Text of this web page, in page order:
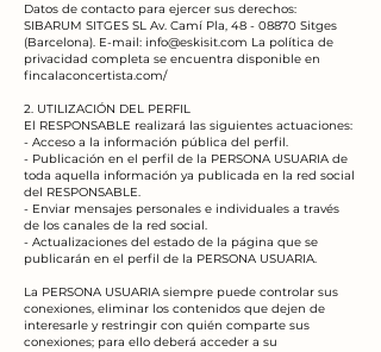
Datos de contacto para ejercer sus derechos:
SIBARUM SITGES SL Av. Camí Pla, 48 - 08870 Sitges
(Barcelona). E-mail: info@eskisit.com La política de
privacidad completa se encuentra disponible en
fincalaconcertista.com/
2. UTILIZACIÓN DEL PERFIL
El RESPONSABLE realizará las siguientes actuaciones:
- Acceso a la información pública del perfil.
- Publicación en el perfil de la PERSONA USUARIA de
toda aquella información ya publicada en la red social
del RESPONSABLE.
- Enviar mensajes personales e individuales a través
de los canales de la red social.
- Actualizaciones del estado de la página que se
publicarán en el perfil de la PERSONA USUARIA.
La PERSONA USUARIA siempre puede controlar sus
conexiones, eliminar los contenidos que dejen de
interesarle y restringir con quién comparte sus
conexiones; para ello deberá acceder a su